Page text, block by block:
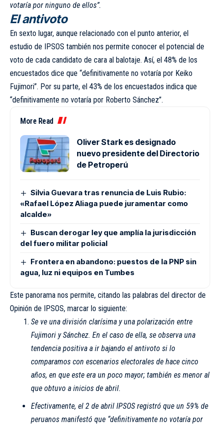
votaría por ninguno de ellos”.
El antivoto
En sexto lugar, aunque relacionado con el punto anterior, el
estudio de IPSOS también nos permite conocer el potencial de
voto de cada candidato de cara al balotaje. Así, el 48% de los
encuestados dice que “definitivamente no votaría por Keiko
Fujimori”. Por su parte, el 43% de los encuestados indica que
“definitivamente no votaría por Roberto Sánchez”.
More Read
Oliver Stark es designado
nuevo presidente del Directorio
de Petroperú
Silvia Guevara tras renuncia de Luis Rubio:
«Rafael López Aliaga puede juramentar como
alcalde»
Buscan derogar ley que amplía la jurisdicción
del fuero militar policial
Frontera en abandono: puestos de la PNP sin
agua, luz ni equipos en Tumbes
Este panorama nos permite, citando las palabras del director de
Opinión de IPSOS, marcar lo siguiente:
Se ve una división clarísima y una polarización entre
Fujimori y Sánchez. En el caso de ella, se observa una
tendencia positiva a ir bajando el antivoto si lo
comparamos con escenarios electorales de hace cinco
años, en que este era un poco mayor; también es menor al
que obtuvo a inicios de abril.
Efectivamente, el 2 de abril IPSOS registró que un 59% de
peruanos manifestó que “definitivamente no votaría por